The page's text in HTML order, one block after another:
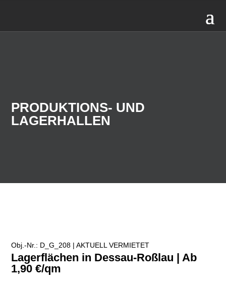
PRODUKTIONS- UND
LAGERHALLEN
Obj.-Nr.: D_G_208 |AKTUELL VERMIETET
Lagerflächen in Dessau-Roßlau | Ab
1,90 €/qm